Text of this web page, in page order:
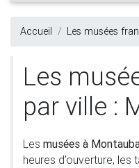
Accueil Les musées
Les
par ville :
Les musées à
heures d’ouverture,